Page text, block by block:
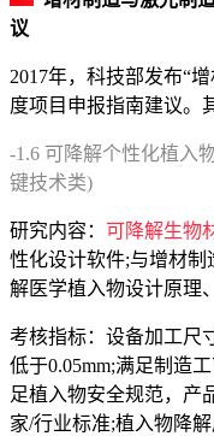
议
2017年，科技部发布“
度项目申报指南建议。
-1.6 可降解个性化植入
键技术类)
研究内容： 可降解生物
性化设计软件;与增材
解医学植入物设计原理
考核指标：设备加工尺
低于0.05mm;满足制造
足植入物安全规范，产
家/行业标准;植入物降